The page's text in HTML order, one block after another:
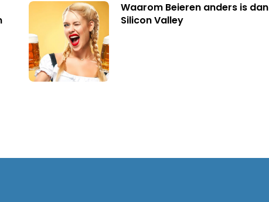
Waarom Beieren anders is dan
Silicon Valley